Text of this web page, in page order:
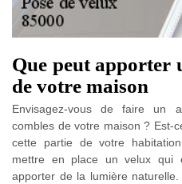
Que peut apporter
de votre maison
Envisagez-vous de faire un
combles de votre maison ? Est-
cette partie de votre
mettre en place un velux qui
apporter de la lumière